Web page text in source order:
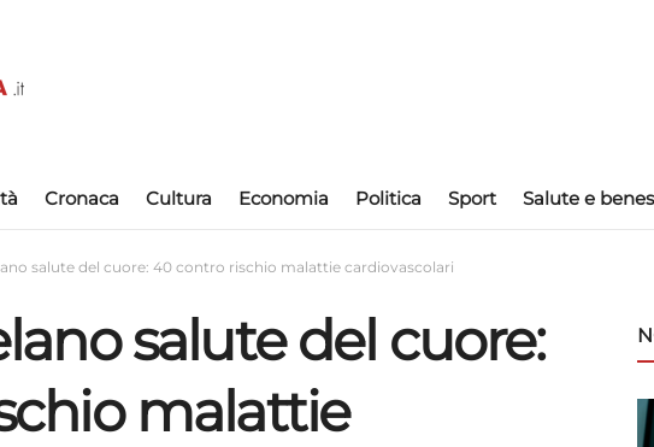
Cronaca Cultura Economia Politica Sport Salute e
salute del cuore: 40 contro rischio malattie cardiovascolari
salute del cuore:
malattie